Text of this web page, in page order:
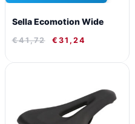
Sella Ecomotion Wide
€41,72 € 31,24
€25,25.
È:
€19,89.